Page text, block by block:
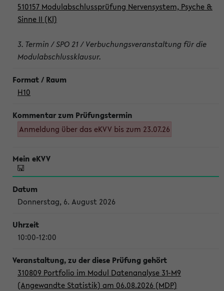
510157 Modulabschlussprüfung Nervensystem, Psyche &
Sinne II (Kl)
3. Termin / SPO 21 / Verbuchungsveranstaltung für die
Modulabschlussklausur.
H10
Anmeldung über das eKVV bis zum 23.07.26
Donnerstag, 6. August 2026
10:00-12:00
310809 Portfolio im Modul Datenanalyse 31-M9
(Angewandte Statistik) am 06.08.2026 (MDP)